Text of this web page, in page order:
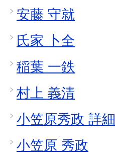
安藤 守就
氏家 卜全
稲葉 一鉄
村上 義清
小笠原秀政 詳細
小笠原 秀政